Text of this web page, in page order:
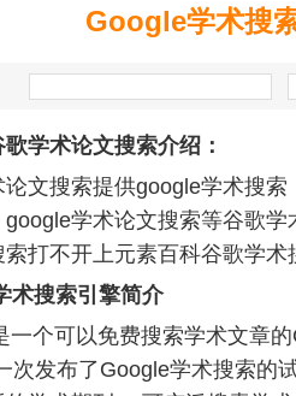
Google学术搜
学术论文搜索介绍：
文搜索提供google学术搜
学术论文搜索等谷歌
索打不开上元素百科谷歌学
术搜索引擎简介
一个可以免费搜索学术文章
次发布了Google学术搜索的